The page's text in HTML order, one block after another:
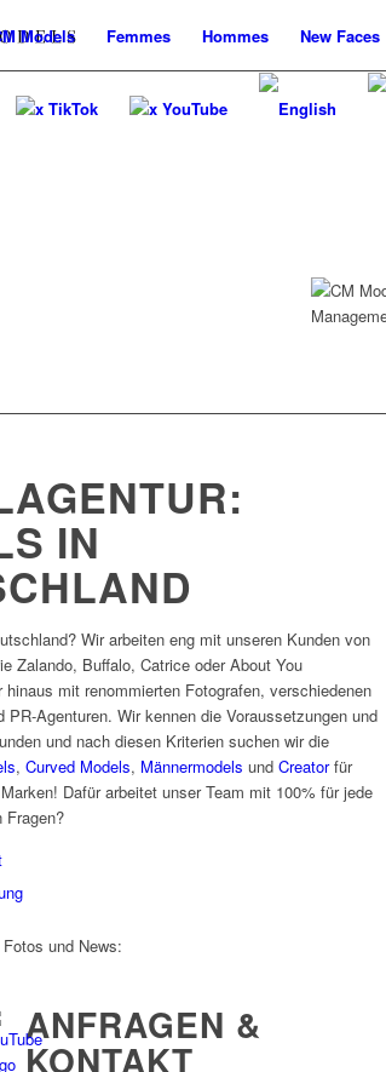
Models Femmes Hommes New Faces
x TikTok x YouTube
IN
Wir arbeiten eng mit unseren Kunden von
Zalando, Buffalo, Catrice oder About You
hinaus mit renommierten Fotografen, verschiedenen
PR-Agenturen. Wir kennen die Voraussetzungen und
und nach diesen Kriterien suchen wir die
, Curved Models, Männermodels und Creatorfür
Dafür arbeitet unser Team mit 100% für jede
Fragen?
und News:
ANFRAGEN &
KONTAKT